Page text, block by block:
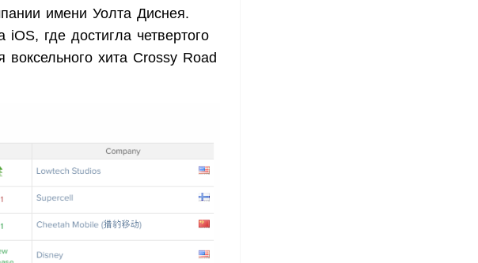
имени Уолта Диснея.
где достигла четвертого
хита Crossy Road